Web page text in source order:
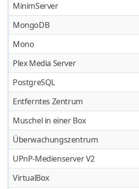
MinimServer
MongoDB
Mono
Plex Media Server
PostgreSQL
Entferntes Zentrum
Muschel in einer Box
Überwachungszentrum
UPnP-Medienserver V2
VirtualBox